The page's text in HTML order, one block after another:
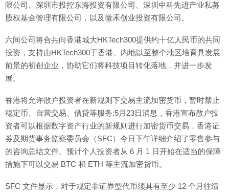
限公司、深圳市投控东海投资有限公司、深圳中科先进产业私募
股权基金管理有限公司，以及微禾创业投资有限公司。
六间公司将合共向香港城大HKTech300提供约十亿人民币的共同
投资，支持由HKTech300于香港、内地以至整个地区培育具发展
前景的初创企业，协助它们将科技项目转化落地，并进一步发
展。
香港将允许散户投资者在新规则下交易主流加密货币，暂时禁止
稳定币、自营交易、借贷等服务:5月23日消息，香港宣布散户投
资者可以根据数字资产行业的新规则进行加密货币交易，香港证
券及期货事务监察委员会（SFC）今日下午详细介绍了零售参与
的咨询总结文件。预计个人投资者从 6 月 1 日开始在适当的保障
措施下可以交易 BTC 和 ETH 等主流加密货币。
SFC 文件显示，对于规定非证券型代币须具有至少 12 个月往绩